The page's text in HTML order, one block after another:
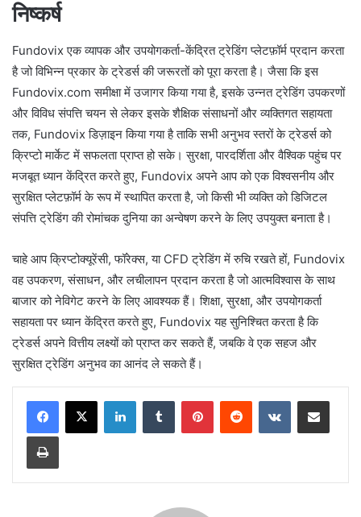
निष्कर्ष
Fundovix एक व्यापक और उपयोगकर्ता-केंद्रित ट्रेडिंग प्लेटफ़ॉर्म प्रदान करता
है जो विभिन्न प्रकार के ट्रेडर्स की जरूरतों को पूरा करता है। जैसा कि इस
Fundovix.com समीक्षा में उजागर किया गया है, इसके उन्नत ट्रेडिंग उपकरणों
और विविध संपत्ति चयन से लेकर इसके शैक्षिक संसाधनों और व्यक्तिगत सहायता
तक, Fundovix डिज़ाइन किया गया है ताकि सभी अनुभव स्तरों के ट्रेडर्स को
क्रिप्टो मार्केट में सफलता प्राप्त हो सके। सुरक्षा, पारदर्शिता और वैश्विक पहुंच पर
मजबूत ध्यान केंद्रित करते हुए, Fundovix अपने आप को एक विश्वसनीय और
सुरक्षित प्लेटफ़ॉर्म के रूप में स्थापित करता है, जो किसी भी व्यक्ति को डिजिटल
संपत्ति ट्रेडिंग की रोमांचक दुनिया का अन्वेषण करने के लिए उपयुक्त बनाता है।
चाहे आप क्रिप्टोक्यूरेंसी, फॉरेक्स, या CFD ट्रेडिंग में रुचि रखते हों, Fundovix
वह उपकरण, संसाधन, और लचीलापन प्रदान करता है जो आत्मविश्वास के साथ
बाजार को नेविगेट करने के लिए आवश्यक हैं। शिक्षा, सुरक्षा, और उपयोगकर्ता
सहायता पर ध्यान केंद्रित करते हुए, Fundovix यह सुनिश्चित करता है कि
ट्रेडर्स अपने वित्तीय लक्ष्यों को प्राप्त कर सकते हैं, जबकि वे एक सहज और
सुरक्षित ट्रेडिंग अनुभव का आनंद ले सकते हैं।
LinkedInTumblr PinterestReddit VKontakteShare via Email
Print